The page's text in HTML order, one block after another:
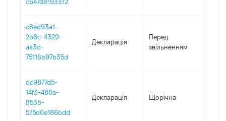
c647d8193312
c8ed93a1-
2b8c-4329-
aa3d-
75116b97b35d
Декларація
Перед
звільненням
dc9877d5-
14f3-480a-
853b-
575d0e186bdd
Декларація Щорічна